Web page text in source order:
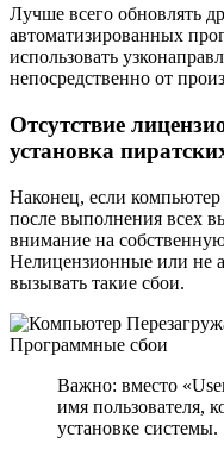
Лучше всего обновлять
автоматизированных
использовать
непосредственно от
Отсутствие
установка
Наконец, если компьютер
после выполнения всех
внимание на
Нелицензионные или не
вызывать такие сбои.
Важно: вместо
имя пользователя,
установке системы.